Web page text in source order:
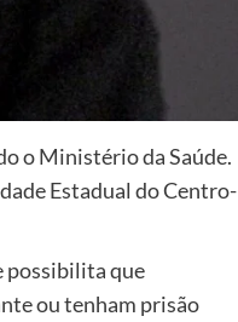
o Ministério da Saúde.
Estadual do Centro-
possibilita que
ou tenham prisão